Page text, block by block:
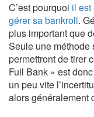
C’est pourquoi il
gérer sa bankroll.
plus important que
Seule une
permettront de tirer
Full Bank » est
un peu vite
alors généralement